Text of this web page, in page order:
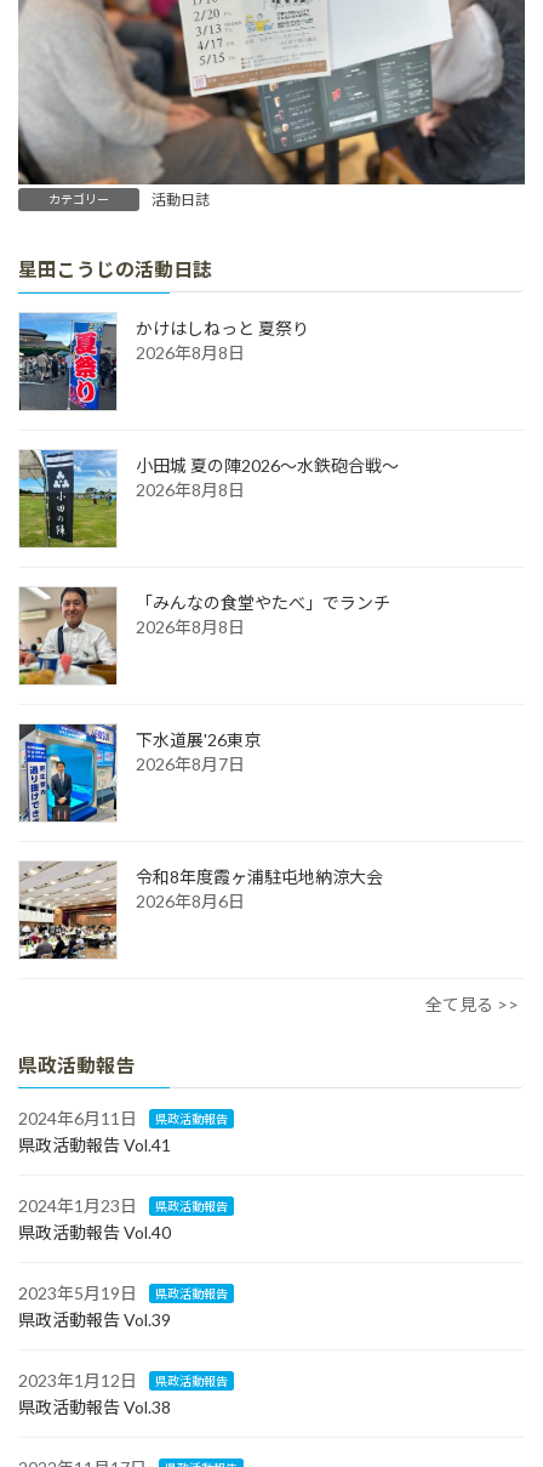
カテゴリー 活動日誌
星田こうじの活動日誌
かけはしねっと 夏祭り
2026年8月8日
小田城 夏の陣2026～水鉄砲合戦～
2026年8月8日
「みんなの食堂やたべ」でランチ
2026年8月8日
下水道展'26東京
2026年8月7日
令和8年度霞ヶ浦駐屯地納涼大会
2026年8月6日
全て見る >>
県政活動報告
2024年6月11日 県政活動報告
県政活動報告 Vol.41
2024年1月23日 県政活動報告
県政活動報告 Vol.40
2023年5月19日 県政活動報告
県政活動報告 Vol.39
2023年1月12日 県政活動報告
県政活動報告 Vol.38